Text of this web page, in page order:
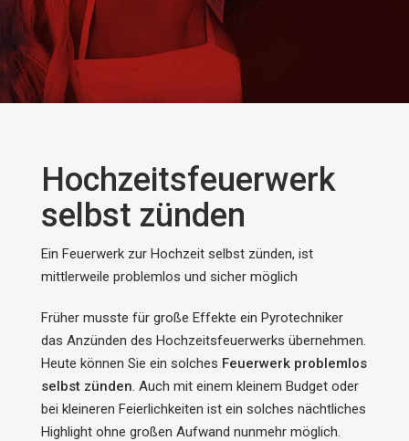
Hochzeitsfeuerwerk
selbst zünden
Ein Feuerwerk zur Hochzeit selbst zünden, ist
mittlerweile problemlos und sicher möglich
Früher musste für große Effekte ein Pyrotechniker
das Anzünden des Hochzeitsfeuerwerks übernehmen.
Heute können Sie ein solches Feuerwerk problemlos
selbst zünden. Auch mit einem kleinem Budget oder
bei kleineren Feierlichkeiten ist ein solches nächtliches
Highlight ohne großen Aufwand nunmehr möglich.